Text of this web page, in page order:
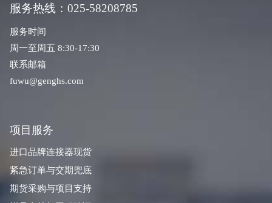
服务热线：025-58208785
服务时间
周一至周五 8:30-17:30
联系邮箱
fuwu@genghs.com
项目服务
进口品牌连接器现货
紧急订单与交期兜底
期货采购与项目支持